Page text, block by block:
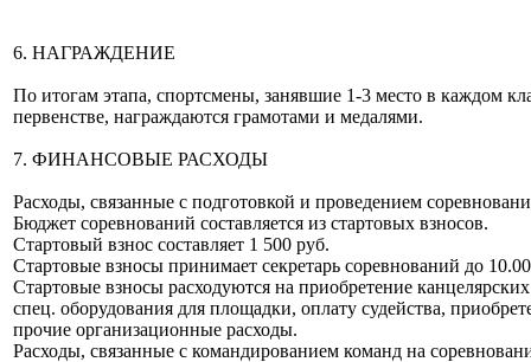
6. НАГРАЖДЕНИЕ
По итогам этапа, спортсмены, занявшие 1-3 место в каждом
первенстве, награждаются грамотами и медалями.
7. ФИНАНСОВЫЕ РАСХОДЫ
Расходы, связанные с подготовкой и проведением
Бюджет соревнований составляется из стартовых взносов.
Стартовый взнос составляет 1 500 руб.
Стартовые взносы принимает секретарь соревнований до
Стартовые взносы расходуются на приобретение
спец. оборудования для площадки, оплату судейства,
прочие организационные расходы.
Расходы, связанные с командированием команд на